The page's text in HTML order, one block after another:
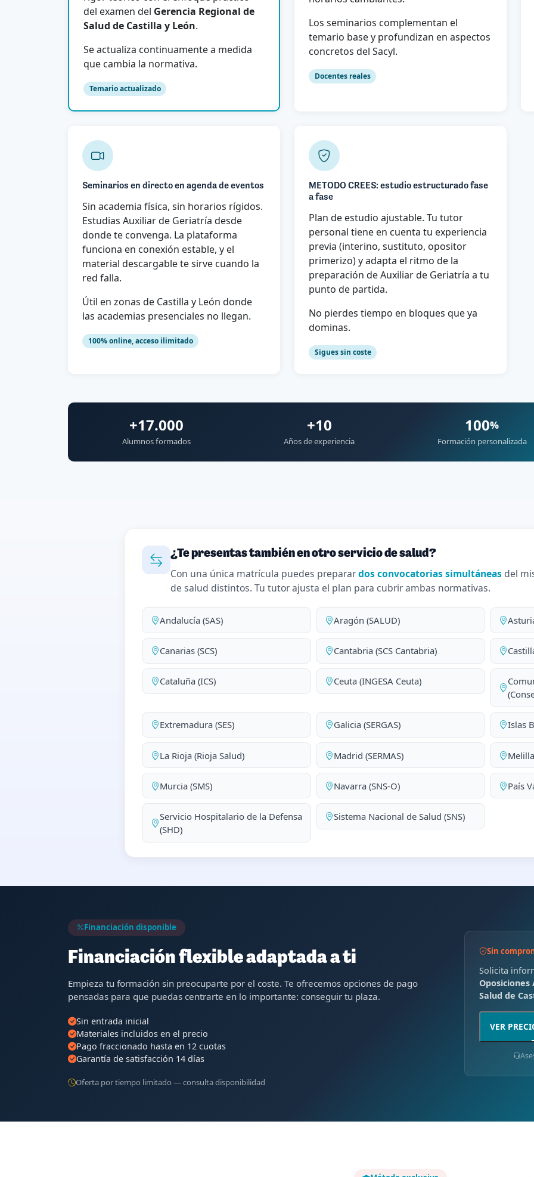
del examen del Gerencia Regional de
Salud de Castilla y León.
Se actualiza continuamente a medida
que cambia la normativa.
Temario actualizado
Los seminarios complementan el
temario base y profundizan en aspectos
concretos del Sacyl.
Docentes reales
Seminarios en directo en agenda de eventos
Sin academia física, sin horarios rígidos.
Estudias Auxiliar de Geriatría desde
donde te convenga. La plataforma
funciona en conexión estable, y el
material descargable te sirve cuando la
red falla.
Útil en zonas de Castilla y León donde
las academias presenciales no llegan.
100% online, acceso ilimitado
METODO CREES: estudio estructurado fase
a fase
Plan de estudio ajustable. Tu tutor
personal tiene en cuenta tu experiencia
previa (interino, sustituto, opositor
primerizo) y adapta el ritmo de la
preparación de Auxiliar de Geriatría a tu
punto de partida.
No pierdes tiempo en bloques que ya
dominas.
Sigues sin coste
+17.000
Alumnos formados
+10
Años de experiencia
100%
Formación personalizada
¿Te presentas también en otro servicio de salud?
Con una única matrícula puedes preparardos convocatorias simultáneas del
de salud distintos. Tu tutor ajusta el plan para cubrir ambas normativas.
Andalucía (SAS) Aragón (SALUD)
Canarias (SCS) Cantabria (SCS Cantabria)
Cataluña (ICS) Ceuta (INGESA Ceuta)
Extremadura (SES) Galicia (SERGAS) Islas
La Rioja (Rioja Salud) Madrid (SERMAS)
Murcia (SMS) Navarra (SNS-O) País
Servicio Hospitalario de la Defensa
(SHD)
Sistema Nacional de Salud (SNS)
Financiación disponible
Financiación flexible adaptada a ti
Empieza tu formación sin preocuparte por el coste. Te ofrecemos opciones de pago
pensadas para que puedas centrarte en lo importante: conseguir tu plaza.
Sin entrada inicial
Materiales incluidos en el precio
Pago fraccionado hasta en 12 cuotas
Garantía de satisfacción 14 días
Oferta por tiempo limitado — consulta disponibilidad
Sin
Solicita
Salud de
VER